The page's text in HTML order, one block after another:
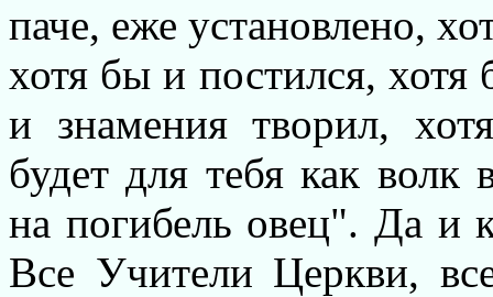
паче, еже установлено,
хотя бы и постился,
и знамения творил,
будет для тебя как
на погибель овец". Да и
Все Учители Церкви,